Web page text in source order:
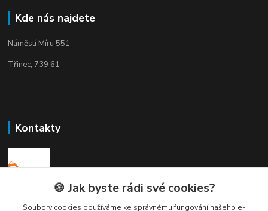
Kde nás najdete
Náměstí Míru 551
Třinec, 739 61
Kontakty
Elogos
🍪 Jak byste rádi své cookies?
Soubory cookies používáme ke správnému fungování našeho e-